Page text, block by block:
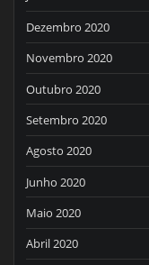
Dezembro 2020
Novembro 2020
Outubro 2020
Setembro 2020
Agosto 2020
Junho 2020
Maio 2020
Abril 2020